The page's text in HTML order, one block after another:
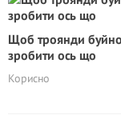
Щоб троянди буйно
зробити ось що
Корисно